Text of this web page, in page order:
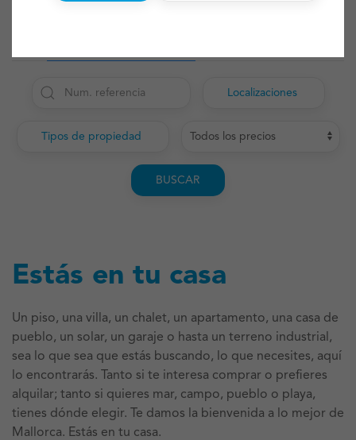
Localizaciones
Tipos de propiedad
BUSCAR
Estás en tu casa
Un piso, una villa, un chalet, un apartamento, una casa de
pueblo, un solar, un garaje o hasta un terreno industrial,
sea lo que sea que estás buscando, lo que necesites, aquí
lo encontrarás. Tanto si te interesa comprar o prefieres
alquilar; tanto si quieres mar, campo, pueblo o playa,
tienes dónde elegir. Te damos la bienvenida a lo mejor de
Mallorca. Estás en tu casa.